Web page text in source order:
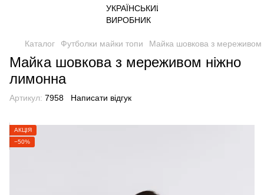
Каталог Футболки майки топи Майка шовкова з мереживом
Майка шовкова з мереживом ніжно
лимонна
Артикул: 7958 Написати відгук
АКЦІЯ
−50%